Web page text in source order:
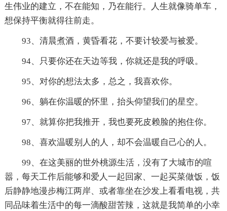
生伟业的建立，不在能知，乃在能行。人生就像骑单车，
想保持平衡就得往前走。
93、清晨煮酒，黄昏看花，不要计较爱与被爱。
94、只要你还在天边等我，你就还是我的呼吸。
95、对你的想法太多，总之，我喜欢你。
96、躺在你温暖的怀里，抬头仰望我们的星空。
97、就算你把我推开，我也要死皮赖脸的抱住你。
98、喜欢温暖别人的人，却不会温暖自己心的人。
99、在这美丽的世外桃源生活，没有了大城市的喧
嚣，每天工作后能够和爱人一起回家、一起买菜做饭，饭
后静静地漫步梅江两岸、或者靠坐在沙发上看看电视，共
同品味着生活中的每一滴酸甜苦辣，这就是我简单的小幸